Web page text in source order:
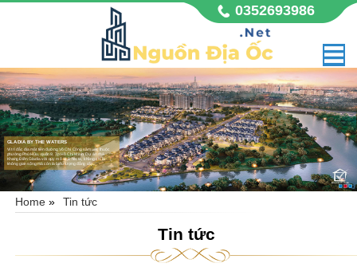
0352693986
GLADIA BY THE WATERS
Vị trí đắc địa mặt tiền đường Võ Chí Công sầm uất, thuộc
phường Phú Hữu, quận 9, Tp Hồ Chí Minh. Dự án nhà
Khang Điền Gladia với quy mô 11,8 hecta, không chỉ là
không gian sống mà còn là biểu tượng đẳng cấp,
Home» Tin tức
Tin tức